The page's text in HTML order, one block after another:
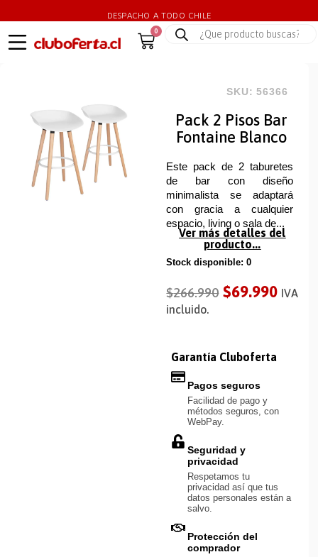
DESPACHO A TODO CHILE
0
SKU: 56366
Pack 2 Pisos Bar
Fontaine Blanco
Este pack de 2 taburetes
de bar con diseño
minimalista se adaptará
con gracia a cualquier
espacio, living o sala de...
Ver más detalles del
producto...
Stock disponible: 0
$266.990 $69.990 IVA
incluido.
Garantía Cluboferta
Pagos seguros
Facilidad de pago y
métodos seguros, con
WebPay.
Seguridad y
privacidad
Respetamos tu
privacidad así que tus
datos personales están a
salvo.
Protección del
comprador